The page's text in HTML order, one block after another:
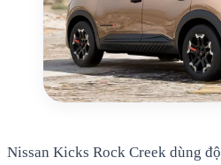
Nissan Kicks Rock Creek dùng